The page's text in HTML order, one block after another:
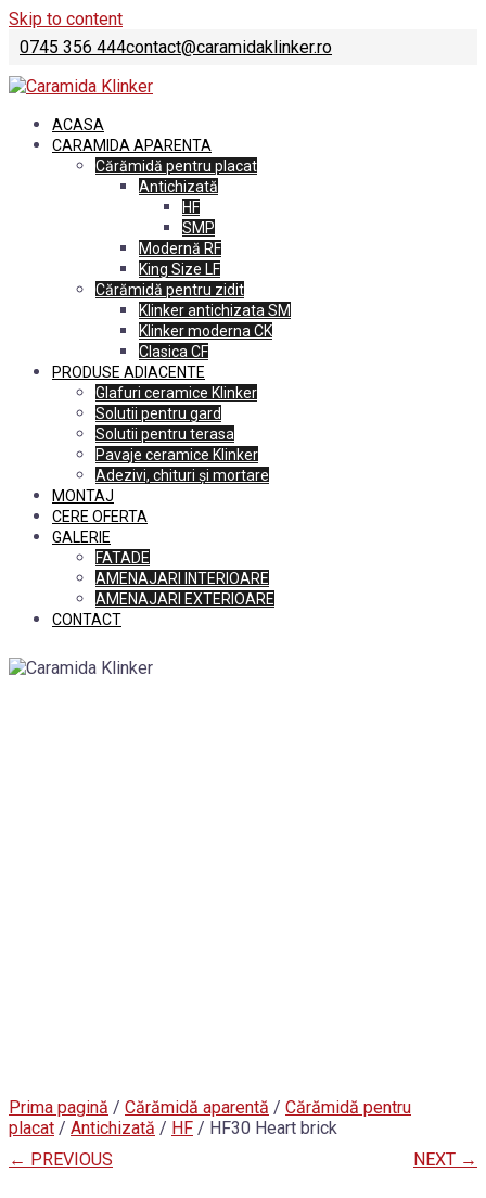
Skip to content
0745 356 444contact@caramidaklinker.ro
ACASA
CARAMIDA APARENTA
Cărămidă pentru placat
Antichizată
HF
SMP
Modernă RF
King Size LF
Cărămidă pentru zidit
Klinker antichizata SM
Klinker moderna CK
Clasica CF
PRODUSE ADIACENTE
Glafuri ceramice Klinker
Solutii pentru gard
Solutii pentru terasa
Pavaje ceramice Klinker
Adezivi, chituri și mortare
MONTAJ
CERE OFERTA
GALERIE
FATADE
AMENAJARI INTERIOARE
AMENAJARI EXTERIOARE
CONTACT
Prima pagină / Cărămidă aparentă / Cărămidă pentru
placat / Antichizată / HF / HF30 Heart brick
← PREVIOUS
NEXT →